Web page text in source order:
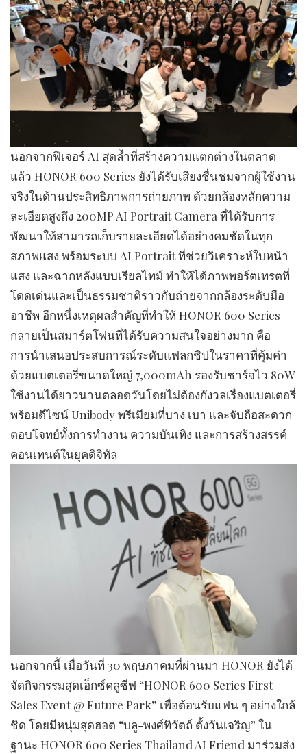
นอกจากฟีเจอร์ AI สุดล้ำที่สร้างความแตกต่างในตลาด
แล้ว HONOR 600 Series ยังได้รับเสียงชื่นชมจากผู้ใช้งาน
จริงในด้านประสิทธิภาพการถ่ายภาพ ด้วยกล้องหลักความ
ละเอียดสูงถึง 200MP AI Portrait Camera ที่ได้รับการ
พัฒนาให้สามารถเก็บรายละเอียดได้อย่างคมชัดในทุก
สภาพแสง พร้อมระบบ AI Portrait ที่ช่วยวิเคราะห์ใบหน้า
แสง และฉากหลังแบบเรียลไทม์ ทำให้ได้ภาพพอร์ตเทรตที่
โดดเด่นและเป็นธรรมชาติราวกับถ่ายจากกล้องระดับมือ
อาชีพ อีกหนึ่งเหตุผลสำคัญที่ทำให้ HONOR 600 Series
กลายเป็นสมาร์ตโฟนที่ได้รับความสนใจอย่างมาก คือ
การนำเสนอประสบการณ์ระดับแฟลกชิปในราคาที่คุ้มค่า
ด้วยแบตเตอรี่ขนาดใหญ่ 7,000mAh รองรับชาร์จไว 80W
ใช้งานได้ยาวนานตลอดวันโดยไม่ต้องกังวลเรื่องแบตเตอรี่
พร้อมดีไซน์ Unibody พรีเมียมที่บาง เบา และจับถือสะดวก
ตอบโจทย์ทั้งการทำงาน ความบันเทิง และการสร้างสรรค์
คอนเทนต์ในยุคดิจิทัล
นอกจากนี้ เมื่อวันที่ 30 พฤษภาคมที่ผ่านมา HONOR ยังได้
จัดกิจกรรมสุดเอ็กซ์คลูซีฟ “HONOR 600 Series First
Sales Event @ Future Park” เพื่อต้อนรับแฟน ๆ อย่างใกล้
ชิด โดยมีหนุ่มสุดฮอต “บลู-พงศ์ทิวัตถ์ ตั้งวันเจริญ” ใน
ฐานะ HONOR 600 Series Thailand AI Friend มาร่วมส่ง